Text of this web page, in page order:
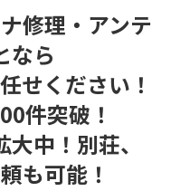
）への発信につきまし
修理・アンテ
なら
せください！
件突破！
中！別荘、
も可能！